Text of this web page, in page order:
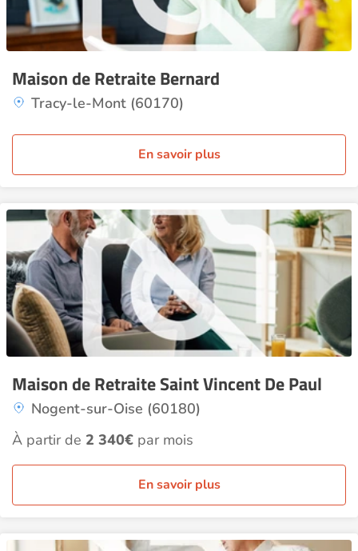
Maison de Retraite Bernard
Tracy-le-Mont (60170)
En savoir plus
Maison de Retraite Saint Vincent De Paul
Nogent-sur-Oise (60180)
À partir de 2 340€ par mois
En savoir plus